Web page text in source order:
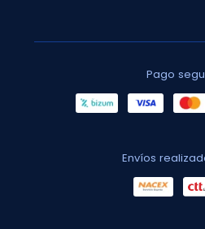
Pago
Envíos